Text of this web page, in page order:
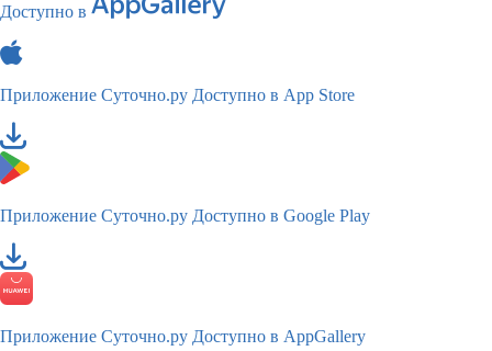
Доступно в
Приложение Суточно.ру Доступно в App Store
Приложение Суточно.ру Доступно в Google Play
Приложение Суточно.ру Доступно в AppGallery